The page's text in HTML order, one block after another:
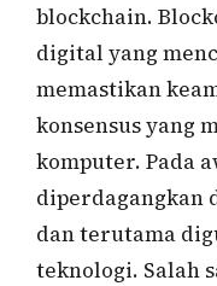
blockchain.
digital yang
memastikan
konsensus yang
komputer. Pada
diperdagangkan
dan terutama
teknologi. Salah